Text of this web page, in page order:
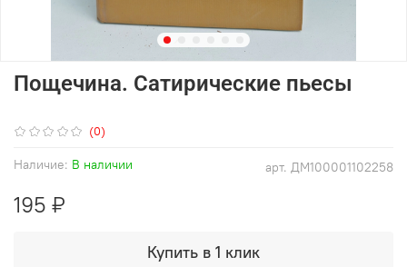
(0)
арт. ДМ100001102258
Наличие: В наличии
Пощечина. Сатирические пьесы
195 ₽
Купить в 1 клик